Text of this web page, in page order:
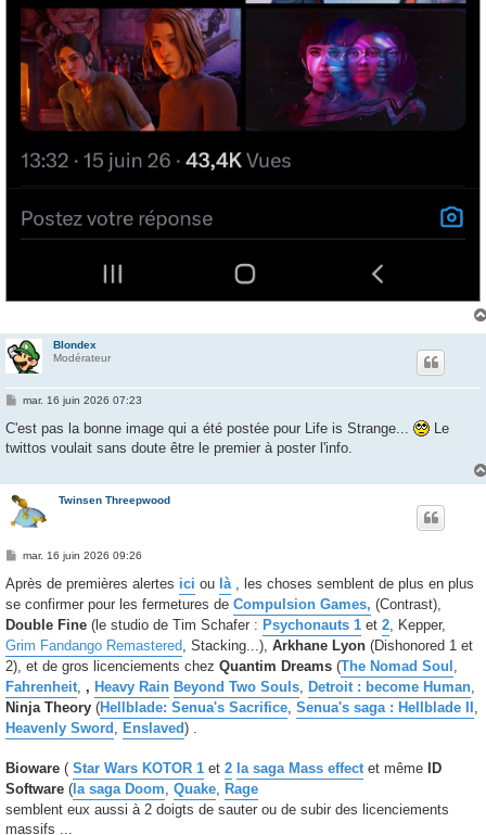
Blondex
Modérateur
M
s
a
mar. 16 juin 2026 07:23
C'est pas la bonne image qui a été postée pour Life is Strange...
Le
twittos voulait sans doute être le premier à poster l'info.
Twinsen Threepwood
M
s
a
e
mar. 16 juin 2026 09:26
Après de premières alertes ici ou là , les choses semblent de plus en plus
se confirmer pour les fermetures de Compulsion Games, (Contrast),
Double Fine (le studio de Tim Schafer : Psychonauts 1 et 2 , Kepper,
Grim Fandango Remastered , Stacking...), Arkhane Lyon (Dishonored 1 et
2), et de gros licenciements chez Quantim Dreams (The Nomad Soul
Fahrenheit , Heavy Rain Beyond Two Souls Detroit : become Human
Ninja Theory (Hellblade: Senua's Sacrifice Senua's saga : Hellblade II
Heavenly Sword Enslaved) .
Bioware ( Star Wars KOTOR 1 et 2 la saga Mass effect et même ID
Software (la saga Doom Quake Rage
semblent eux aussi à 2 doigts de sauter ou de subir des licenciements
massifs ...